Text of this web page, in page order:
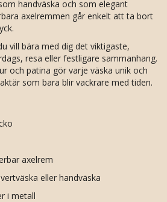
handväska och som elegant
axelremmen går enkelt att ta bort
vill bära med dig det viktigaste,
resa eller festligare sammanhang.
och patina gör varje väska unik och
som bara blir vackrare med tiden.
axelrem
eller handväska
i metall